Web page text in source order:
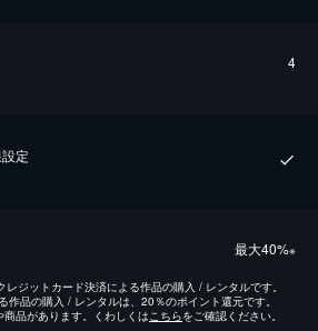
4
定
最⼤40%※
ジットカード決済による作品の購入 / レンタルです。
作品の購入 / レンタルは、20％のポイント還元です。
品があります。くわしくはこちらをご確認ください。